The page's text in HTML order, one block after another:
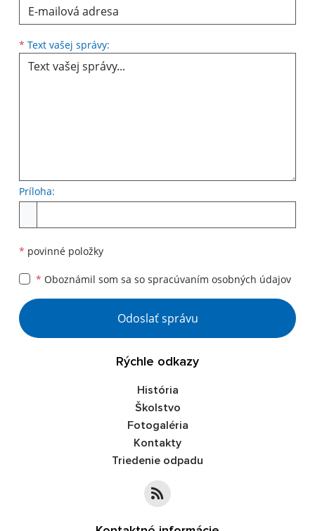
* Text vašej správy:
Príloha:
* povinné položky
* Oboznámil som sa so spracúvaním osobných údajov
Google reCaptcha Response
Odoslať správu
Rýchle odkazy
História
Školstvo
Fotogaléria
Kontakty
Triedenie odpadu